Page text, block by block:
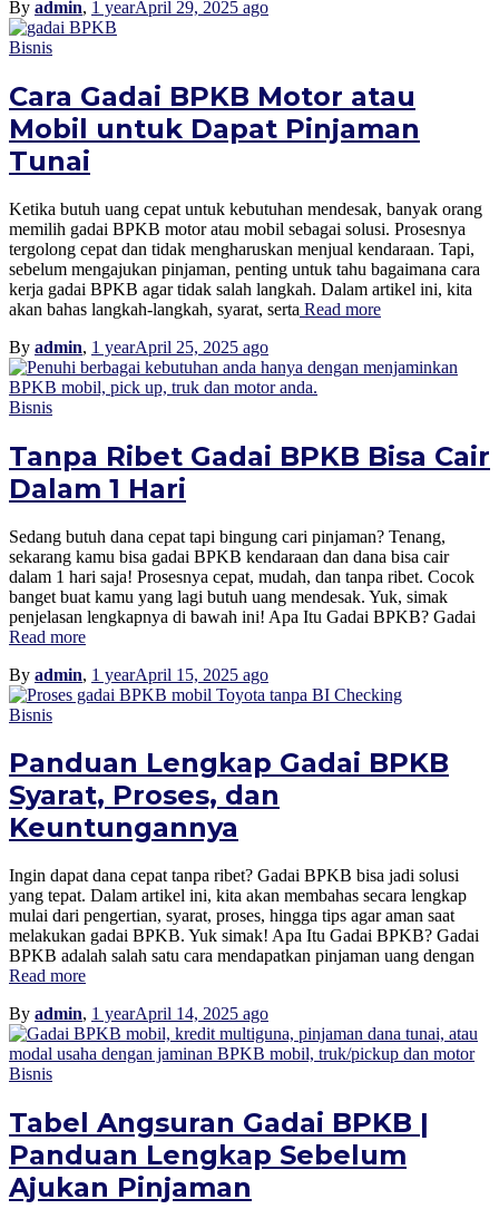
By admin, 1 yearApril 29, 2025 ago
Bisnis
Cara Gadai BPKB Motor atau
Mobil untuk Dapat Pinjaman
Tunai
Ketika butuh uang cepat untuk kebutuhan mendesak, banyak orang
memilih gadai BPKB motor atau mobil sebagai solusi. Prosesnya
tergolong cepat dan tidak mengharuskan menjual kendaraan. Tapi,
sebelum mengajukan pinjaman, penting untuk tahu bagaimana cara
kerja gadai BPKB agar tidak salah langkah. Dalam artikel ini, kita
akan bahas langkah-langkah, syarat, serta Read more
By admin, 1 yearApril 25, 2025 ago
Bisnis
Tanpa Ribet Gadai BPKB Bisa Cair
Dalam 1 Hari
Sedang butuh dana cepat tapi bingung cari pinjaman? Tenang,
sekarang kamu bisa gadai BPKB kendaraan dan dana bisa cair
dalam 1 hari saja! Prosesnya cepat, mudah, dan tanpa ribet. Cocok
banget buat kamu yang lagi butuh uang mendesak. Yuk, simak
penjelasan lengkapnya di bawah ini! Apa Itu Gadai BPKB? Gadai
Read more
By admin, 1 yearApril 15, 2025 ago
Bisnis
Panduan Lengkap Gadai BPKB
Syarat, Proses, dan
Keuntungannya
Ingin dapat dana cepat tanpa ribet? Gadai BPKB bisa jadi solusi
yang tepat. Dalam artikel ini, kita akan membahas secara lengkap
mulai dari pengertian, syarat, proses, hingga tips agar aman saat
melakukan gadai BPKB. Yuk simak! Apa Itu Gadai BPKB? Gadai
BPKB adalah salah satu cara mendapatkan pinjaman uang dengan
Read more
By admin, 1 yearApril 14, 2025 ago
Bisnis
Tabel Angsuran Gadai BPKB |
Panduan Lengkap Sebelum
Ajukan Pinjaman